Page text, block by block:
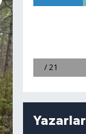
Yazarlar